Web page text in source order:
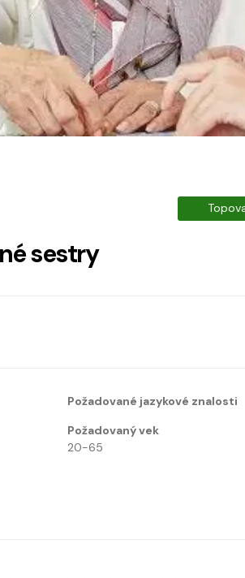
sestry
Požadované jazykové znalosti
Požadovaný vek
20-65